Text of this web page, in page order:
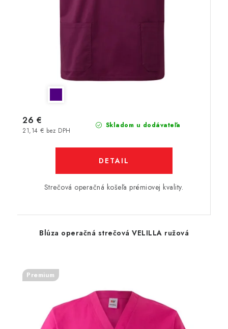
Skladom u dodávateľa
21,14 € bez DPH
26 €
DETAIL
Strečová operačná košeľa prémiovej kvality.
Blúza operačná strečová VELILLA ružová
Premium